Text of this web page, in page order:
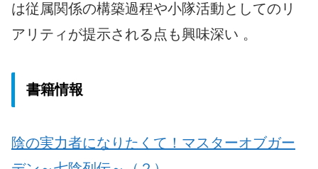
は従属関係の構築過程や小隊活動としてのリ
アリティが提示される点も興味深い 。
書籍情報
陰の実力者になりたくて！マスターオブガー